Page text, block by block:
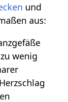
und
aus:
wenig